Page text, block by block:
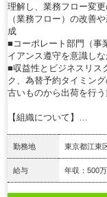
理解し、業務フロー変
（業務フロー）の改善
成
■コーポレート部門（事
イアンス遵守を意識し
■収益性とビジネスリス
ク、為替予約タイミン
古いものから出荷を行
【組織について】…
勤務地 東京都江東
給与 年収：500